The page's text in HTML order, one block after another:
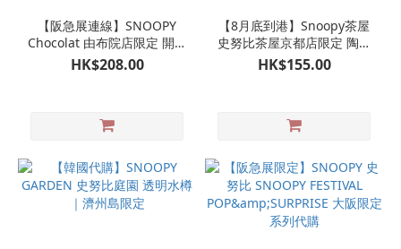
【阪急展連線】SNOOPY
Chocolat 由布院店限定 開心
果口味 鐵罐裝朱古力脆脆｜
史努比巧克力專門店
HK$208.00
【8月底到港】Snoopy茶屋
史努比茶屋京都店限定 陶瓷
製茶杯 陶製日式和風茶杯一
HK$155.00